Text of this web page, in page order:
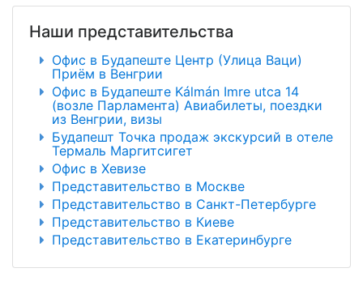
Наши представительства
Офис в Будапеште Центр (Улица Ваци)
Приём в Венгрии
Офис в Будапеште Kálmán Imre utca 14
(возле Парламента) Авиабилеты, поездки
из Венгрии, визы
Будапешт Точка продаж экскурсий в отеле
Термаль Маргитсигет
Офис в Хевизе
Представительство в Москве
Представительство в Санкт-Петербурге
Представительство в Киеве
Представительство в Екатеринбурге